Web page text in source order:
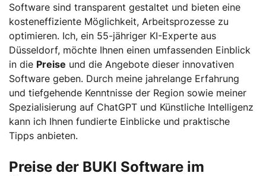
Software sind transparent gestaltet und bieten eine
kosteneffiziente Möglichkeit, Arbeitsprozesse zu
optimieren. Ich, ein 55-jähriger KI-Experte aus
Düsseldorf, möchte Ihnen einen umfassenden Einblick
in die Preise und die Angebote dieser innovativen
Software geben. Durch meine jahrelange Erfahrung
und tiefgehende Kenntnisse der Region sowie meiner
Spezialisierung auf ChatGPT und Künstliche Intelligenz
kann ich Ihnen fundierte Einblicke und praktische
Tipps anbieten.
Preise der BUKI Software im